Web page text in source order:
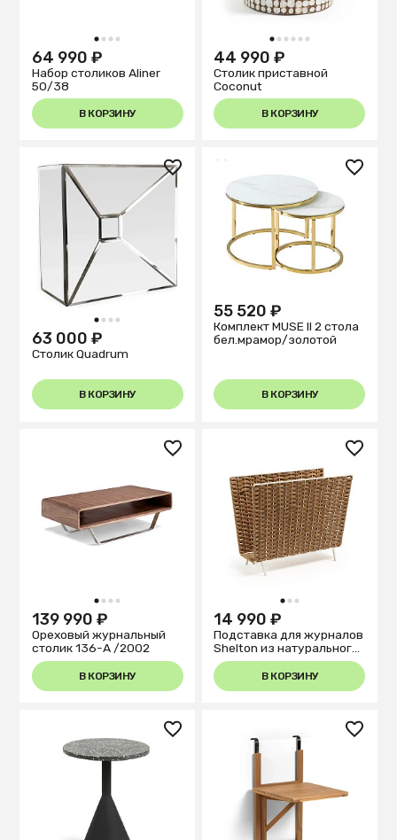
1 2 3 4
64 990 ₽
Набор столиков Aliner
50/38
В КОРЗИНУ
1 2 3 4 5 6
44 990 ₽
Столик приставной
Coconut
В КОРЗИНУ
1 2 3 4
63 000 ₽
Столик Quadrum
В КОРЗИНУ
55 520 ₽
Комплект MUSE II 2 стола
бел.мрамор/золотой
В КОРЗИНУ
1 2 3 4
139 990 ₽
Ореховый журнальный
столик 136-A /2002
В КОРЗИНУ
1 2 3
14 990 ₽
Подставка для журналов
Shelton из натурального
ротанга
В КОРЗИНУ